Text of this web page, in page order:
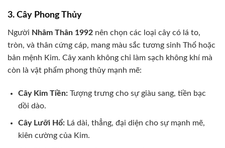
3. Cây Phong Thủy
Người Nhâm Thân 1992 nên chọn các loại cây có lá to,
tròn, và thân cứng cáp, mang màu sắc tương sinh Thổ hoặc
bản mệnh Kim. Cây xanh không chỉ làm sạch không khí mà
còn là vật phẩm phong thủy mạnh mẽ:
Cây Kim Tiền:Tượng trưng cho sự giàu sang, tiền bạc
dồi dào.
Cây Lưỡi Hổ:Lá dài, thẳng, đại diện cho sự mạnh mẽ,
kiên cường của Kim.